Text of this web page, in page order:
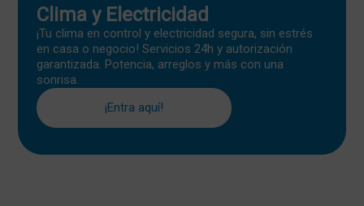
Clima y Electricidad
¡Tu clima en control y electricidad segura, sin estrés
en casa o negocio! Servicios 24h y autorización
garantizada. Potencia, arreglos y más con una
sonrisa.
¡Entra aquí!